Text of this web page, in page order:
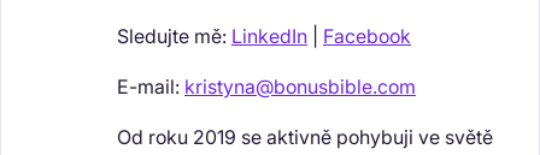
Sledujte mě: LinkedIn Facebook
E-mail: kristyna@bonusbible.com
Od roku 2019 se aktivně pohybuji ve světě